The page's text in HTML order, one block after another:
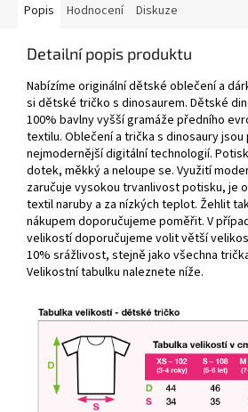
Popis Hodnocení Diskuze
Detailní popis produktu
Nabízíme originální dětské oblečení a
si dětské tričko s dinosaurem. Dětské
100% bavlny vyšší gramáže předního
textilu. Oblečení a trička s dinosaury
nejmodernější digitální technologií.
dotek, měkký a neloupe se. Využití
zaručuje vysokou trvanlivost potisku, je
textil naruby a za nízkých teplot. Žehlit
nákupem doporučujeme poměřit. V
velikostí doporučujeme volit větší
10% srážlivost, stejně jako všechna
Velikostní tabulku naleznete níže.